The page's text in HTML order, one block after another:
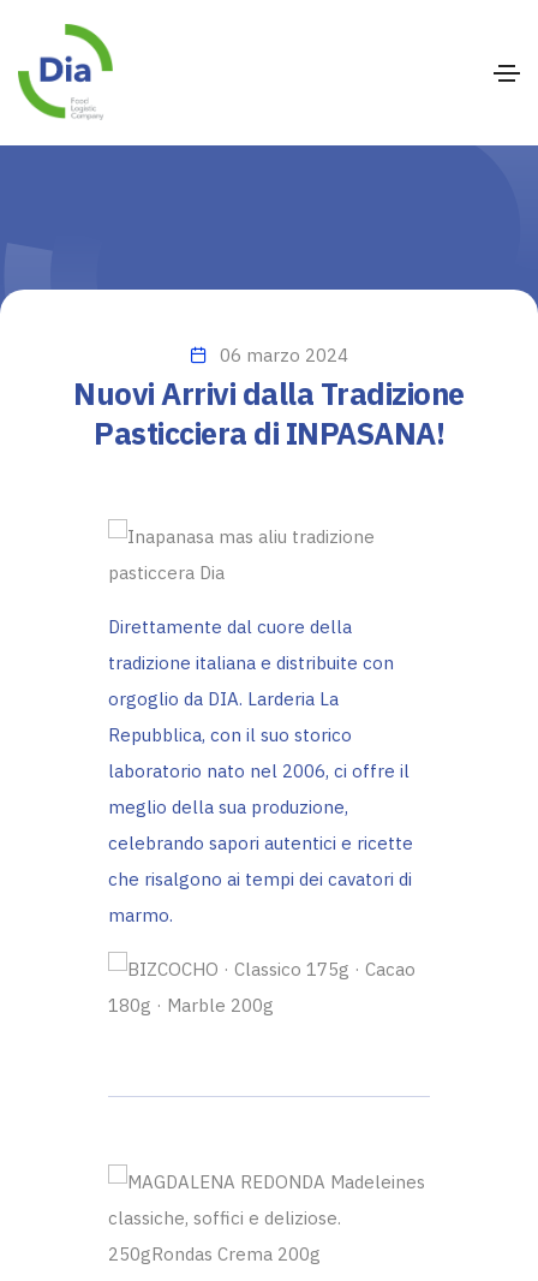
06 marzo 2024
Nuovi Arrivi dalla Tradizione
Pasticciera di INPASANA!
Direttamente dal cuore della
tradizione italiana e distribuite con
orgoglio da DIA. Larderia La
Repubblica, con il suo storico
laboratorio nato nel 2006, ci offre il
meglio della sua produzione,
celebrando sapori autentici e ricette
che risalgono ai tempi dei cavatori di
marmo.